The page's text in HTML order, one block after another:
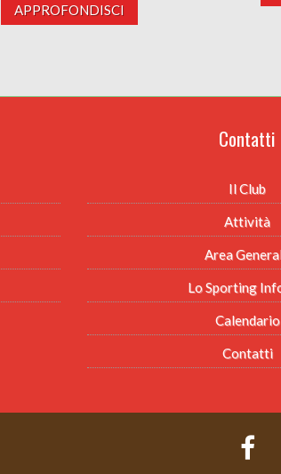
APPROFONDISCI
Contatti
Il Club
Attività
Area
Lo Sporting
Calendario
Contatti